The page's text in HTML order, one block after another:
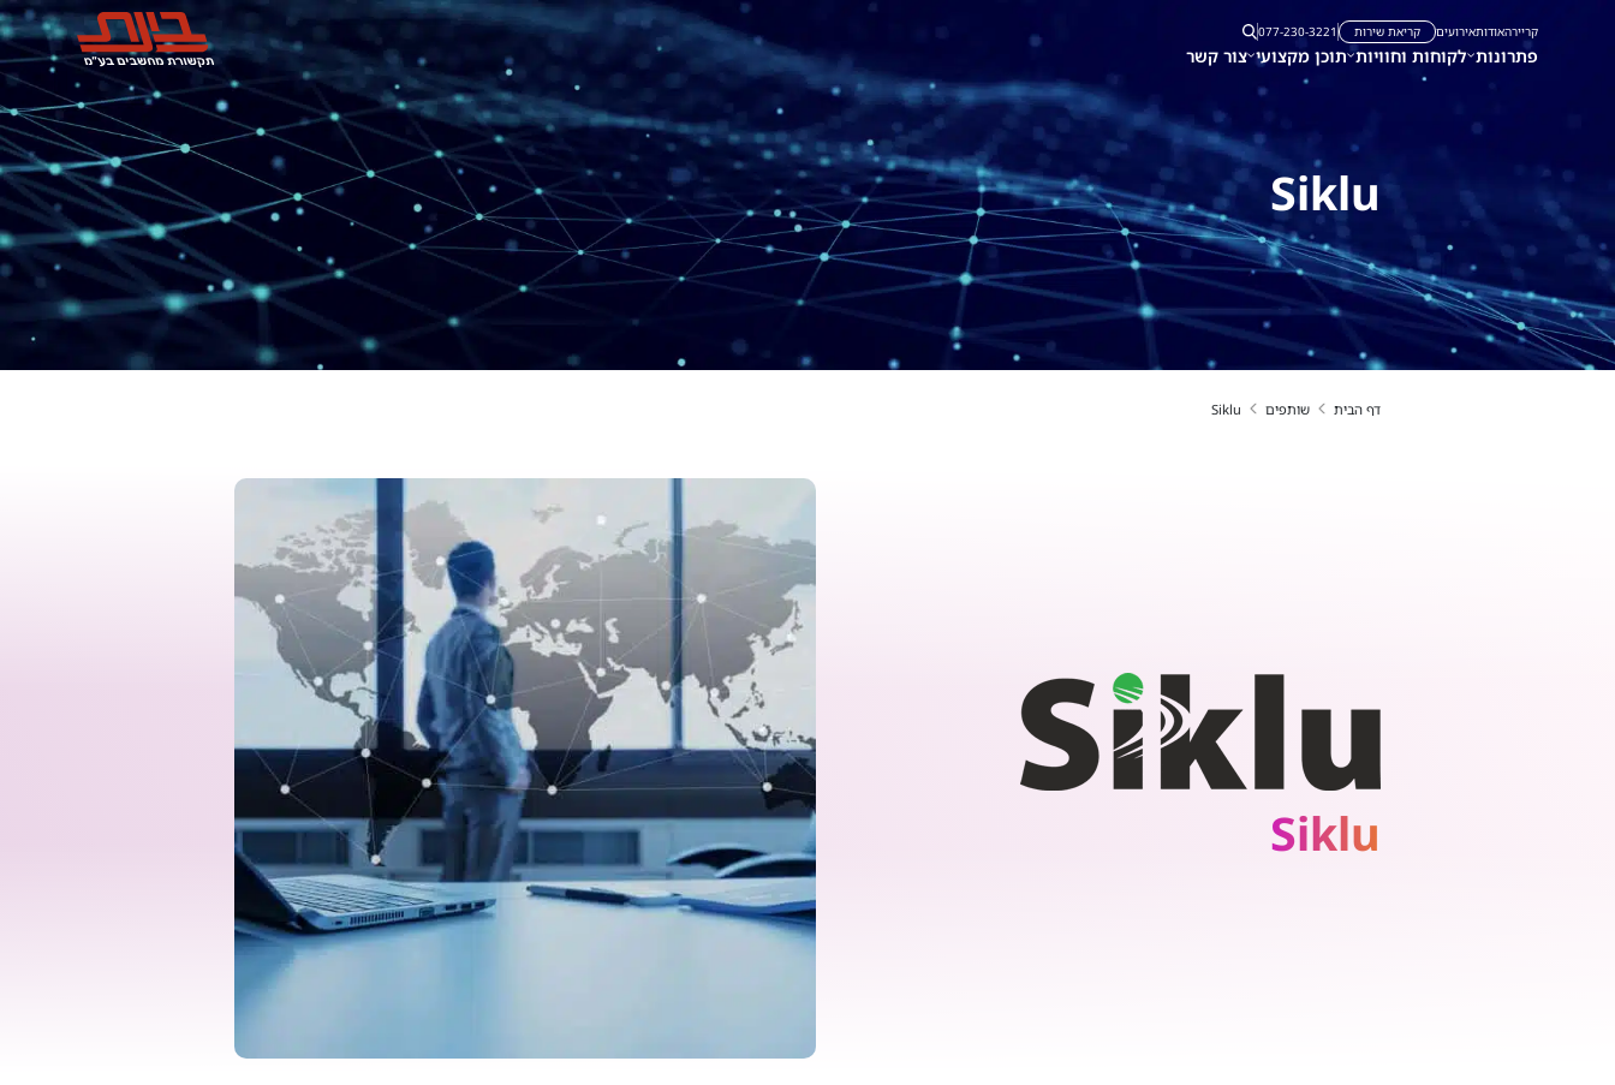
קריירהאודותאירועים קריאת שירות 077-230-3221
פתרונות לקוחות וחוויות תוכן מקצועי צור קשר
Siklu
דף הבית שותפים Siklu
Siklu